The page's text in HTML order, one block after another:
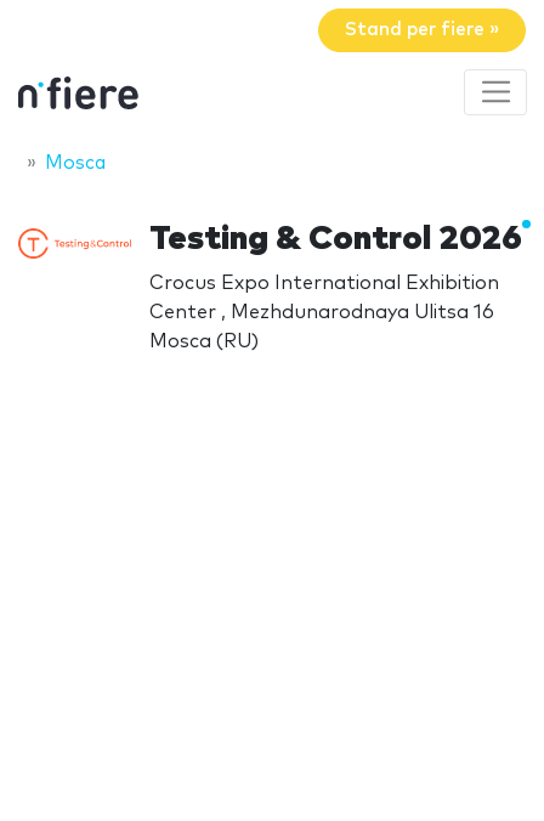
Stand per fiere »
Mosca
Testing & Control 2026
Crocus Expo International Exhibition
Center , Mezhdunarodnaya Ulitsa 16
Mosca (RU)